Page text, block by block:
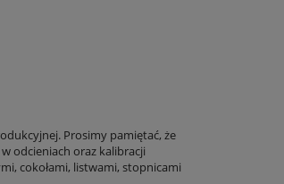
Prosimy pamiętać, że
odcieniach oraz kalibracji
cokołami, listwami, stopnicami